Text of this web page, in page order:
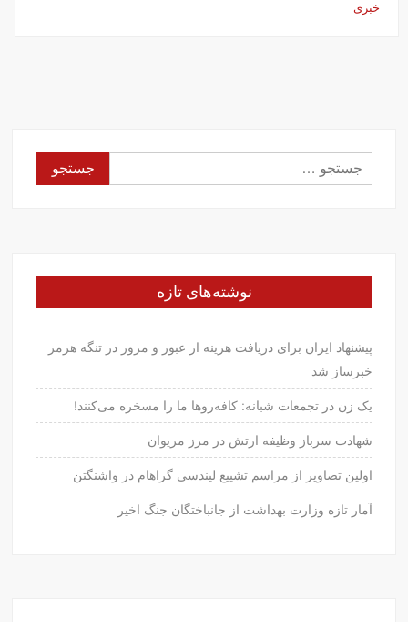
خبری
جستجو
برای:
نوشته‌های تازه
پیشنهاد ایران برای دریافت هزینه از عبور و مرور در تنگه هرمز
خبرساز شد
یک زن در تجمعات شبانه: کافه‌روها ما را مسخره می‌کنند!
شهادت سرباز وظیفه ارتش در مرز مریوان
اولین تصاویر از مراسم تشییع لیندسی گراهام در واشنگتن
آمار تازه وزارت بهداشت از جانباختگان جنگ اخیر